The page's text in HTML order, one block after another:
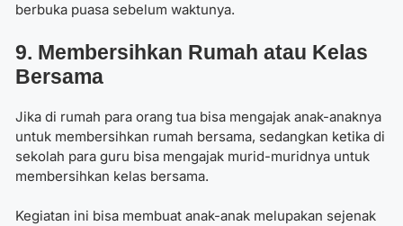
berbuka puasa sebelum waktunya.
9. Membersihkan Rumah atau Kelas
Bersama
Jika di rumah para orang tua bisa mengajak anak-anaknya
untuk membersihkan rumah bersama, sedangkan ketika di
sekolah para guru bisa mengajak murid-muridnya untuk
membersihkan kelas bersama.
Kegiatan ini bisa membuat anak-anak melupakan sejenak